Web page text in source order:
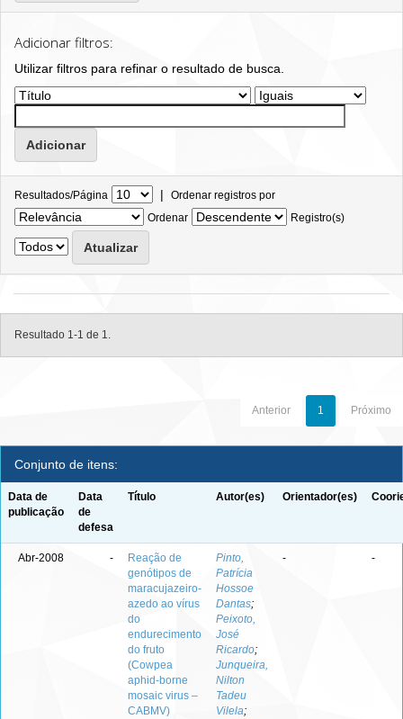
Adicionar filtros:
Utilizar filtros para refinar o resultado de busca.
Resultados/Página | Ordenar registros por
Ordenar
Registro(s)
Resultado 1-1 de 1.
Anterior 1 Próximo
Conjunto de itens:
Data de
publicação
Data
de
defesa
Título Autor(es) Orientador(es)
Abr-2008 -
Reação de
genótipos de
maracujazeiro-
azedo ao vírus
do
endurecimento
do fruto
(Cowpea
aphid-borne
mosaic virus –
CABMV)
Pinto,
Patrícia
Hossoe
Dantas;
Peixoto,
José
Ricardo;
Junqueira,
Nilton
Tadeu
Vilela;
- -